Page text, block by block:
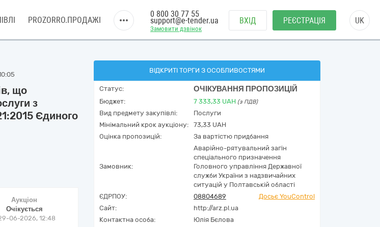
PROZORRO.ПРОДАЖІ
Замовити дзвінок
0 800 30 77 55
support@e-tender.ua ВХІД РЕЄСТРАЦІЯ UK
що
з
Єдиного
Аукціон
Очікується
06-2026, 12:48
ВІДКРИТІ ТОРГИ З ОСОБЛИВОСТЯМИ
Статус: ОЧІКУВАННЯ ПРОПОЗИЦІЙ
Бюджет: 7 333,33 UAH (з ПДВ)
Вид предмету закупівлі:
Послуги
Мінімальний крок аукціону:
73,33 UAH
Оцінка пропозицій:
За вартістю придбання
Замовник:
Аварійно-рятувальний загін
спеціального призначення
Головного управління Державної
служби України з надзвичайних
ситуацій у Полтавській області
ЄДРПОУ:
08804689
Досьє YouControl
Сайт:
http://arz.pl.ua
Контактна особа:
Юлія Бєлова